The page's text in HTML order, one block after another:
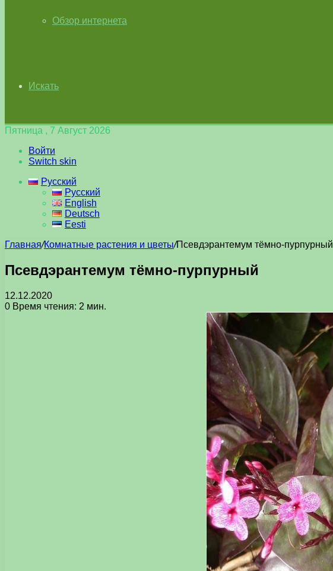
Обзор интернета
Искать
Пятница , 7 Август 2026
Войти
Switch skin
Русский
Русский
English
Deutsch
Eesti
Главная/Комнатные растения и цветы/Псевдэрантемум тёмно-пурпурный
Псевдэрантемум тёмно-пурпурный
12.12.2020
0 Время чтения: 2 мин.